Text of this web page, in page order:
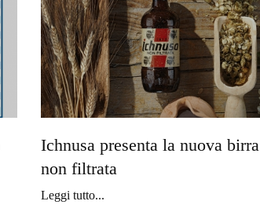
Ichnusa presenta la nuova birra
non filtrata
Leggi tutto...